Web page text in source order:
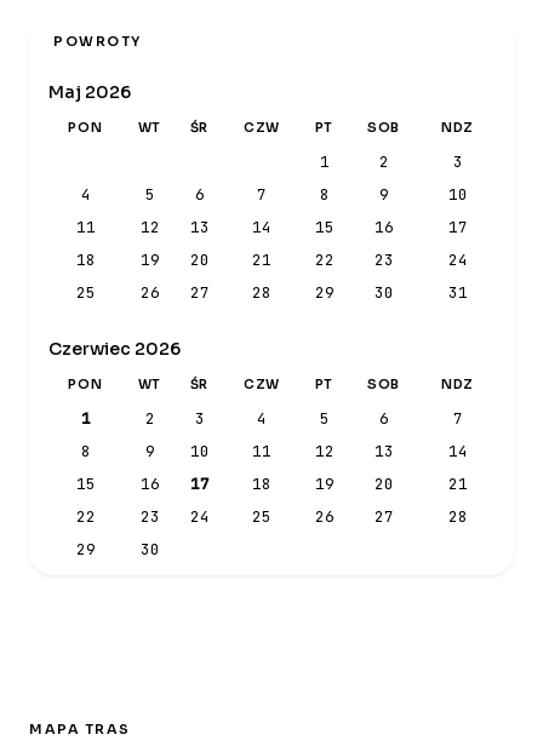
POWROTY
Maj 2026
PON WT ŚR CZW PT SOB NDZ
1 2
3
4
5 6 7 8 9
10
11
12 13 14 15 16
17
18
19 20 21 22 23
24
25
26 27 28 29 30 31
Czerwiec 2026
PON WT ŚR CZW PT SOB NDZ
1 2 3 4 5 6
7
8
9 10 11 12 13
14
15
16 17 18 19 20
21
22
23 24 25 26 27
28
29
30
MAPA TRAS